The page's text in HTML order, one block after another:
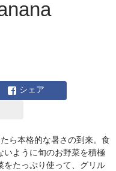
シェア
ら本格的な暑さの到来。食
いように旬のお野菜を積極
をたっぷり使って、グリル